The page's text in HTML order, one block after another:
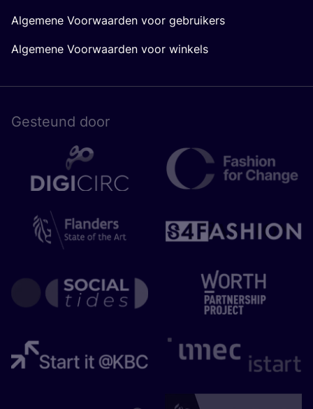
Algemene Voorwaarden voor gebruikers
Algemene Voorwaarden voor winkels
Gesteund door